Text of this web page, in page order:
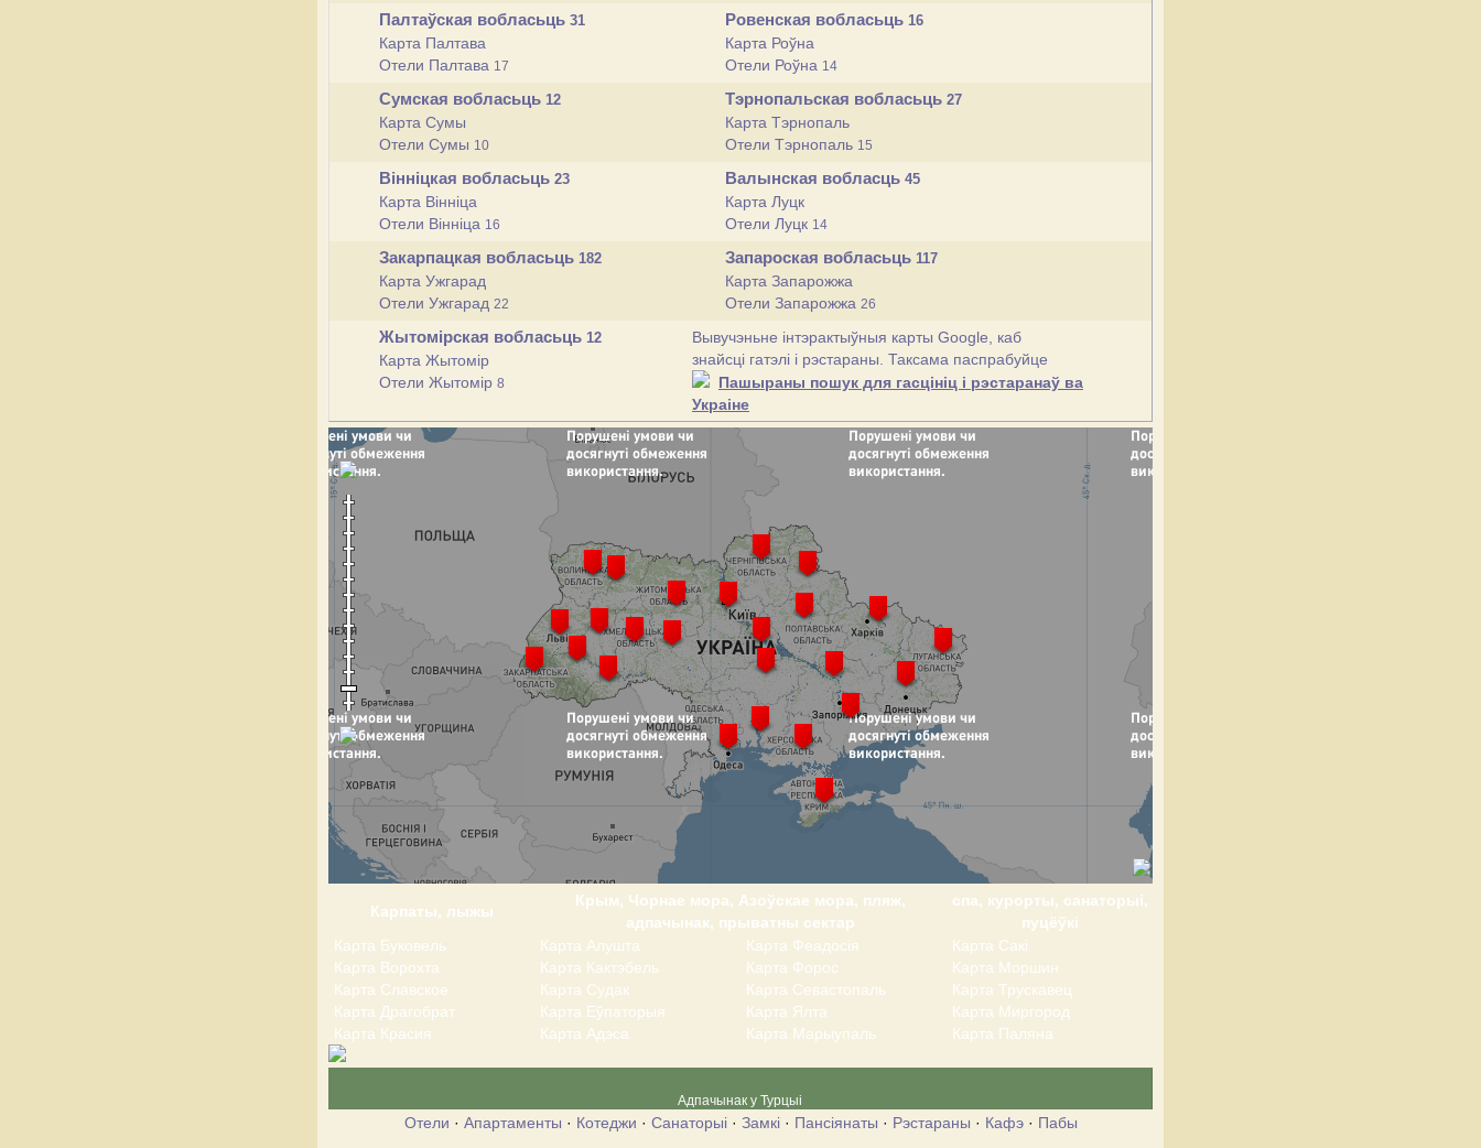
Палтаўская вобласьць 31
Карта Палтава
Отели Палтава 17
Ровенская вобласьць 16
Карта Роўна
Отели Роўна 14
Сумская вобласьць 12
Карта Сумы
Отели Сумы 10
Тэрнопальская вобласьць 27
Карта Тэрнопаль
Отели Тэрнопаль 15
Вінніцкая вобласьць 23
Карта Вінніца
Отели Вінніца 16
Валынская вобласць 45
Карта Луцк
Отели Луцк 14
Закарпацкая вобласьць 182
Карта Ужгарад
Отели Ужгарад 22
Запароская вобласьць 117
Карта Запарожжа
Отели Запарожжа 26
Жытомірская вобласьць 12
Карта Жытомір
Отели Жытомір 8
Вывучэньне інтэрактыўныя карты Google, каб
знайсці гатэлі і рэстараны. Таксама паспрабуйце
Пашыраны пошук для гасцініц і рэстаранаў ва
Украіне
Карпаты, лыжы
Крым, Чорнае мора, Азоўскае мора, пляж,
адпачынак, прыватны сектар
спа, курорты, санаторыі,
пуцёўкі
Карта Буковель
Карта Ворохта
Карта Славское
Карта Драгобрат
Карта Красия
Карта Алушта
Карта Кактэбель
Карта Судак
Карта Еўпаторыя
Карта Адэса
Карта Феадосія
Карта Форос
Карта Севастопаль
Карта Ялта
Карта Марыупаль
Карта Сакі
Карта Моршин
Карта Трускавец
Карта Миргород
Карта Паляна
Адпачынак у Турцыі
Отели · Апартаменты · Котеджи · Санаторыі· Замкі· Пансіянаты · Рэстараны · Кафэ· Пабы